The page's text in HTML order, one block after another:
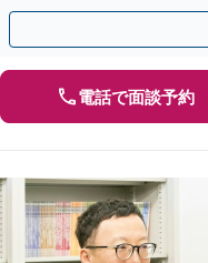
と不起訴を目指します。
電話で面談予約